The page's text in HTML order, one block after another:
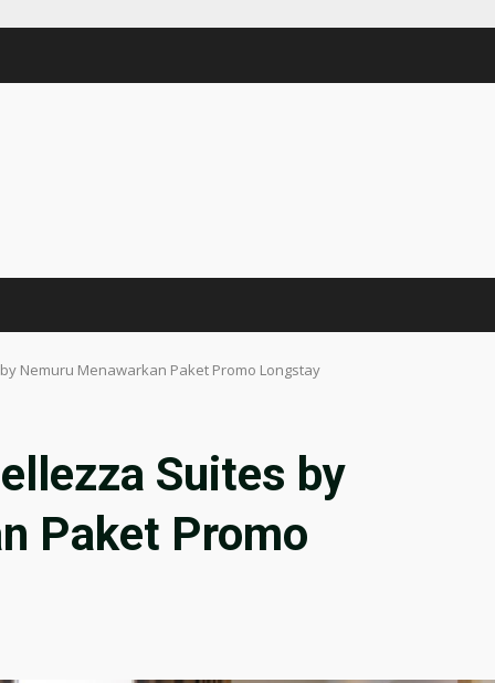
Nemuru Menawarkan Paket Promo Longstay
Suites by
Paket Promo